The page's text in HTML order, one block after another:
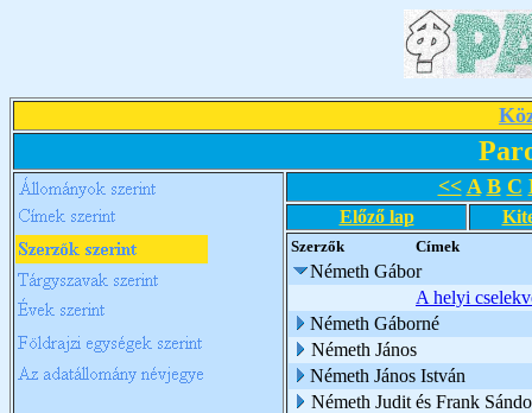
<< A B C
Előző lap
Szerzők Címek
Németh Gábor
A helyi
Németh Gáborné
Németh János
Németh János István
Németh Judit és Frank